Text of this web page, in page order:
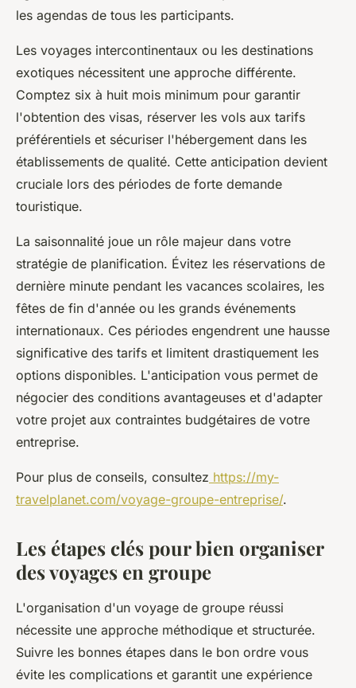
les agendas de tous les participants.
Les voyages intercontinentaux ou les destinations
exotiques nécessitent une approche différente.
Comptez six à huit mois minimum pour garantir
l'obtention des visas, réserver les vols aux tarifs
préférentiels et sécuriser l'hébergement dans les
établissements de qualité. Cette anticipation devient
cruciale lors des périodes de forte demande
touristique.
La saisonnalité joue un rôle majeur dans votre
stratégie de planification. Évitez les réservations de
dernière minute pendant les vacances scolaires, les
fêtes de fin d'année ou les grands événements
internationaux. Ces périodes engendrent une hausse
significative des tarifs et limitent drastiquement les
options disponibles. L'anticipation vous permet de
négocier des conditions avantageuses et d'adapter
votre projet aux contraintes budgétaires de votre
entreprise.
Pour plus de conseils, consultez https://my-
travelplanet.com/voyage-groupe-entreprise/.
Les étapes clés pour bien organiser
des voyages en groupe
L'organisation d'un voyage de groupe réussi
nécessite une approche méthodique et structurée.
Suivre les bonnes étapes dans le bon ordre vous
évite les complications et garantit une expérience